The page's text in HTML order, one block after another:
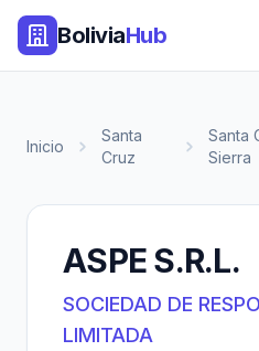
BoliviaHub
Inicio
Santa
Cruz
Santa
Sierra
ASPE S.R.L.
SOCIEDAD DE
LIMITADA